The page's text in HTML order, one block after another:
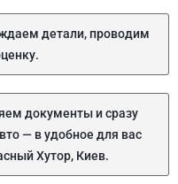
детали, проводим
документы и сразу
— в удобное для вас
Хутор, Киев.